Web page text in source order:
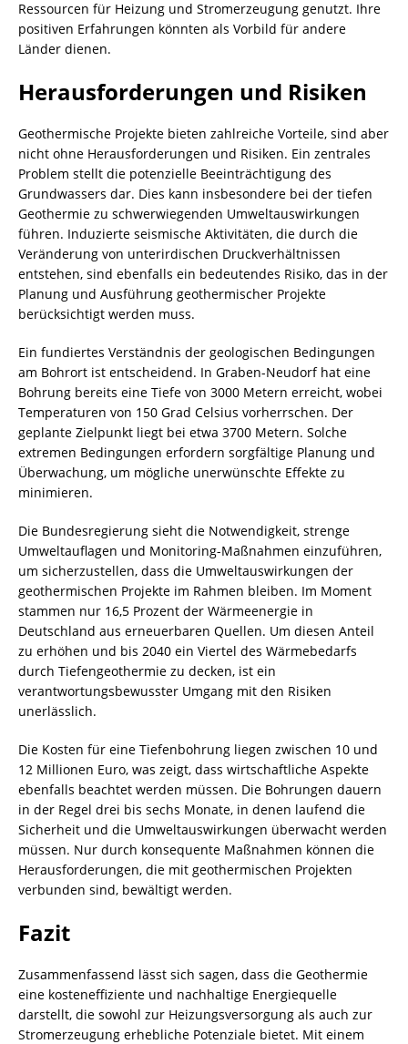
Ressourcen für Heizung und Stromerzeugung genutzt. Ihre
positiven Erfahrungen könnten als Vorbild für andere
Länder dienen.
Herausforderungen und Risiken
Geothermische Projekte bieten zahlreiche Vorteile, sind aber
nicht ohne Herausforderungen und Risiken. Ein zentrales
Problem stellt die potenzielle Beeinträchtigung des
Grundwassers dar. Dies kann insbesondere bei der tiefen
Geothermie zu schwerwiegenden Umweltauswirkungen
führen. Induzierte seismische Aktivitäten, die durch die
Veränderung von unterirdischen Druckverhältnissen
entstehen, sind ebenfalls ein bedeutendes Risiko, das in der
Planung und Ausführung geothermischer Projekte
berücksichtigt werden muss.
Ein fundiertes Verständnis der geologischen Bedingungen
am Bohrort ist entscheidend. In Graben-Neudorf hat eine
Bohrung bereits eine Tiefe von 3000 Metern erreicht, wobei
Temperaturen von 150 Grad Celsius vorherrschen. Der
geplante Zielpunkt liegt bei etwa 3700 Metern. Solche
extremen Bedingungen erfordern sorgfältige Planung und
Überwachung, um mögliche unerwünschte Effekte zu
minimieren.
Die Bundesregierung sieht die Notwendigkeit, strenge
Umweltauflagen und Monitoring-Maßnahmen einzuführen,
um sicherzustellen, dass die Umweltauswirkungen der
geothermischen Projekte im Rahmen bleiben. Im Moment
stammen nur 16,5 Prozent der Wärmeenergie in
Deutschland aus erneuerbaren Quellen. Um diesen Anteil
zu erhöhen und bis 2040 ein Viertel des Wärmebedarfs
durch Tiefengeothermie zu decken, ist ein
verantwortungsbewusster Umgang mit den Risiken
unerlässlich.
Die Kosten für eine Tiefenbohrung liegen zwischen 10 und
12 Millionen Euro, was zeigt, dass wirtschaftliche Aspekte
ebenfalls beachtet werden müssen. Die Bohrungen dauern
in der Regel drei bis sechs Monate, in denen laufend die
Sicherheit und die Umweltauswirkungen überwacht werden
müssen. Nur durch konsequente Maßnahmen können die
Herausforderungen, die mit geothermischen Projekten
verbunden sind, bewältigt werden.
Fazit
Zusammenfassend lässt sich sagen, dass die Geothermie
eine kosteneffiziente und nachhaltige Energiequelle
darstellt, die sowohl zur Heizungsversorgung als auch zur
Stromerzeugung erhebliche Potenziale bietet. Mit einem